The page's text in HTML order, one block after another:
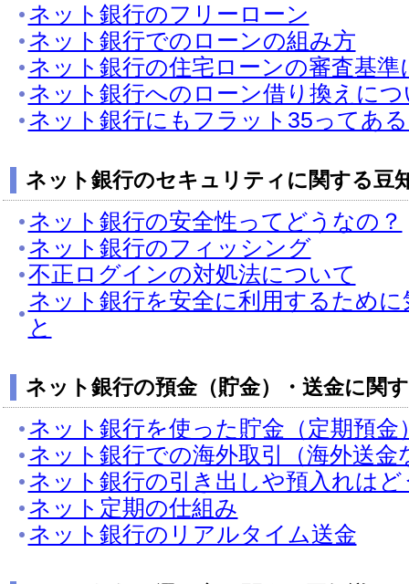
ネット銀行のフリーローン
ネット銀行でのローンの組み方
ネット銀行の住宅ローンの審査基準
ネット銀行へのローン借り換えに
ネット銀行にもフラット35ってあ
ネット銀行のセキュリティに関する豆
ネット銀行の安全性ってどうなの？
ネット銀行のフィッシング
不正ログインの対処法について
ネット銀行を安全に利用するため
と
ネット銀行の預金（貯金）・送金に関
ネット銀行を使った貯金（定期預金
ネット銀行での海外取引（海外送金
ネット銀行の引き出しや預入れは
ネット定期の仕組み
ネット銀行のリアルタイム送金